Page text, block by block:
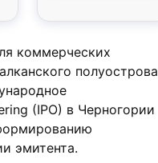
коммерческих
полуострова
(IPO) в Черногории
эмитента.